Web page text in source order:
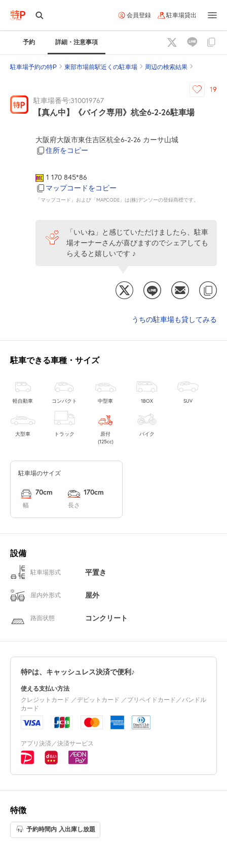
会員登録 駐車場貸出
予約 詳細・注意事項
駐車場予約の特P 東部市場前駅近くの駐車場 周辺の検索結果
19
駐車場番号:310019767
【真ん中】《バイク専用》杭全6-2-26駐車場
大阪府大阪市東住吉区杭全6-2-26 カーサ山城
住所をコピー
1 170 845*86
マップコードをコピー
「マップコード」および「MAPCODE」は(株)デンソーの登録商標です。
「いいね」と感じていただけましたら、駐車
場オーナーさんが喜びますのでシェアしても
らえると嬉しいです ♪
うちの駐車場も貸してみる
駐車できる車種・サイズ
軽自動車 コンパクト 中型車 1BOX SUV
大型車 トラック
原付
(125cc)
バイク
駐車場のサイズ
幅
70cm
長さ
170cm
設備
駐車場形式 平置き
屋内外形式 屋外
路面状態 コンクリート
特Pは、キャッシュレス決済で便利♪
使える支払い方法
クレジットカード ／デビットカード ／プリペイドカード／バンドル
カード
アプリ決済／決済サービス
特徴
予約時間内 入出庫し放題